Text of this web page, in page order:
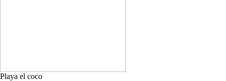
Playa el coco